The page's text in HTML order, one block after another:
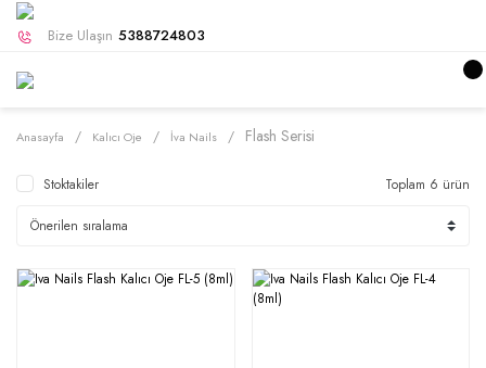
Bize Ulaşın 5388724803
Anasayfa Kalıcı Oje İva Nails Flash Serisi
Stoktakiler Toplam 6 ürün